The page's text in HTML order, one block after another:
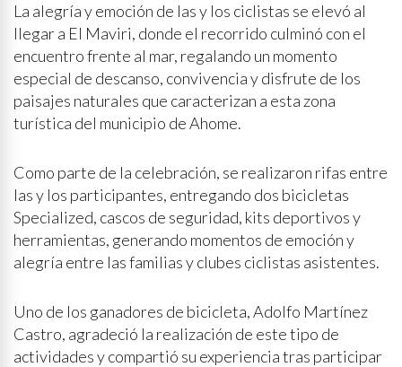
La alegría y emoción de las y los ciclistas se elevó al
llegar a El Maviri, donde el recorrido culminó con el
encuentro frente al mar, regalando un momento
especial de descanso, convivencia y disfrute de los
paisajes naturales que caracterizan a esta zona
turística del municipio de Ahome.
Como parte de la celebración, se realizaron rifas entre
las y los participantes, entregando dos bicicletas
Specialized, cascos de seguridad, kits deportivos y
herramientas, generando momentos de emoción y
alegría entre las familias y clubes ciclistas asistentes.
Uno de los ganadores de bicicleta, Adolfo Martínez
Castro, agradeció la realización de este tipo de
actividades y compartió su experiencia tras participar